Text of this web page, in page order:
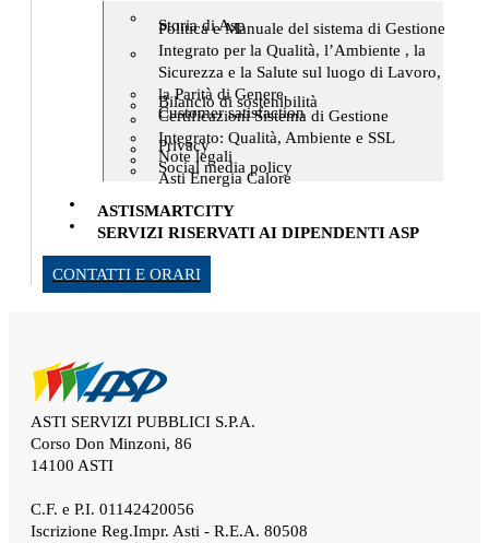
Storia di Asp
Politica e Manuale del sistema di Gestione
Integrato per la Qualità, l’Ambiente , la
Sicurezza e la Salute sul luogo di Lavoro,
la Parità di Genere
Bilancio di sostenibilità
Customer satisfaction
Certificazioni Sistema di Gestione
Integrato: Qualità, Ambiente e SSL
Privacy
Note legali
Social media policy
Asti Energia Calore
ASTISMARTCITY
SERVIZI RISERVATI AI DIPENDENTI ASP
CONTATTI E ORARI
ASTI SERVIZI PUBBLICI S.P.A.
Corso Don Minzoni, 86
14100 ASTI
C.F. e P.I. 01142420056
Iscrizione Reg.Impr. Asti - R.E.A. 80508